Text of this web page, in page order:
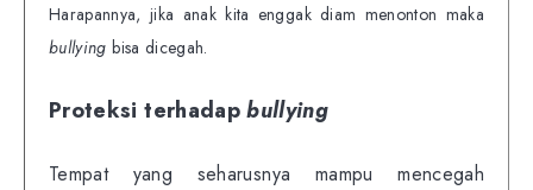
Harapannya, jika anak kita enggak diam menonton maka
bullying bisa dicegah.
Proteksi terhadapbullying
Tempat yang seharusnya
mampu mencegah